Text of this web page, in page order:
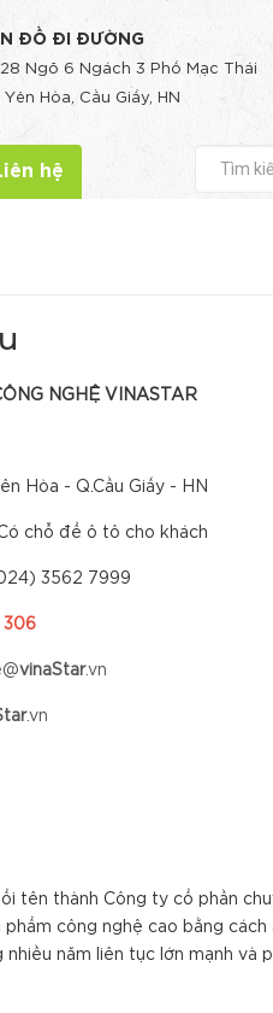
ĐỒ ĐI ĐƯỜNG
Ngõ 6 Ngách 3 Phố Mạc Thái
Yên Hòa, Cầu Giấy, HN
hệ
NGHỆ VINAS TAR
Hòa - Q.Cầu Giấy - HN
chỗ để ô tô cho khách
3562 7999
306
vinaStar.vn
.vn
tên thành Công ty cổ phần
công nghệ cao bằng
năm liên tục lớn mạnh và